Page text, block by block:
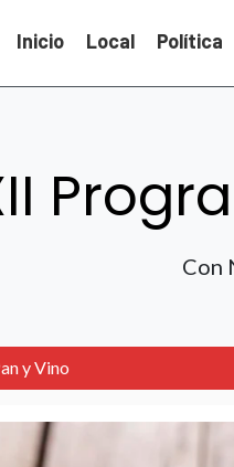
Inicio Local Política
Con
y Vino